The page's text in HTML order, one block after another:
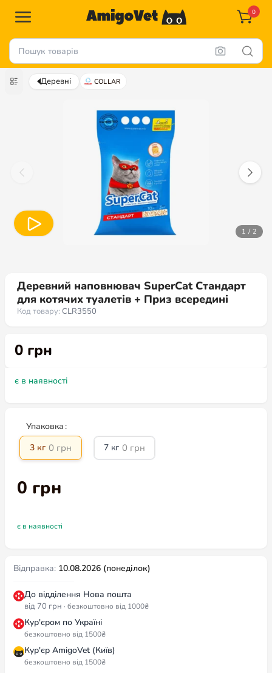
0
Деревні COLLAR
1 / 2
Деревний наповнювач SuperCat Стандарт
для котячих туалетів + Приз всередині
Код товару: CLR3550
0 грн
є в наявності
Упаковка
3 кг 0 грн 7 кг 0 грн
0 грн
є в наявності
Відправка: 10.08.2026 (понеділок)
До відділення Нова пошта
від 70 грн · безкоштовно від 1000₴
Кур'єром по Україні
безкоштовно від 1500₴
Кур'єр AmigoVet (Київ)
безкоштовно від 1500₴